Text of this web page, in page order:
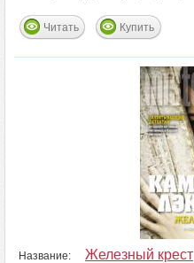
Читать Купить
Название: Железный крест